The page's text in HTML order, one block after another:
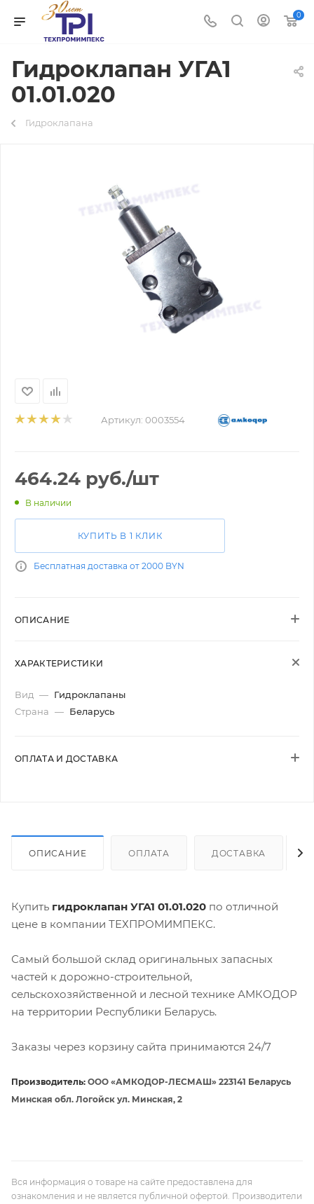
0
Гидроклапан УГА1
01.01.020
Гидроклапана
Артикул: 0003554
464.24 руб./шт
В наличии
КУПИТЬ В 1 КЛИК
Бесплатная доставка от 2000 BYN
ОПИСАНИЕ
ХАРАКТЕРИСТИКИ
Вид — Гидроклапаны
Страна — Беларусь
ОПЛАТА И ДОСТАВКА
ОПИСАНИЕ ОПЛАТА ДОСТАВКА
Купить гидроклапан УГА1 01.01.020 по отличной
цене в компании ТЕХПРОМИМПЕКС.
Самый большой склад оригинальных запасных
частей к дорожно-строительной,
сельскохозяйственной и лесной технике АМКОДОР
на территории Республики Беларусь.
Заказы через корзину сайта принимаются 24/7
Производитель: ООО «АМКОДОР-ЛЕСМАШ» 223141 Беларусь
Минская обл. Логойск ул. Минская, 2
Вся информация о товаре на сайте предоставлена для
ознакомления и не является публичной офертой. Производители